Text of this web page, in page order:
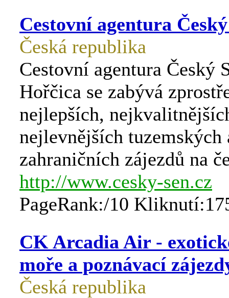
Cestovní agentura
Česká republika
Cestovní agentura Český
Hořčica se zabývá
nejlepších,
nejlevnějších tuzemských
zahraničních zájezdů na
http://www.cesky-sen.cz
PageRank:/10
CK Arcadia Air -
moře a poznávací
Česká republika